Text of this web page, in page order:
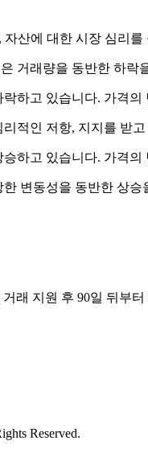
산에 대한 시장 심리
거래량을 동반한 하락
하고 있습니다. 가격
적인 저항, 지지를 받
하고 있습니다. 가격
한 변동성을 동반한 상
래 지원 후 90일 뒤부
Reserved.